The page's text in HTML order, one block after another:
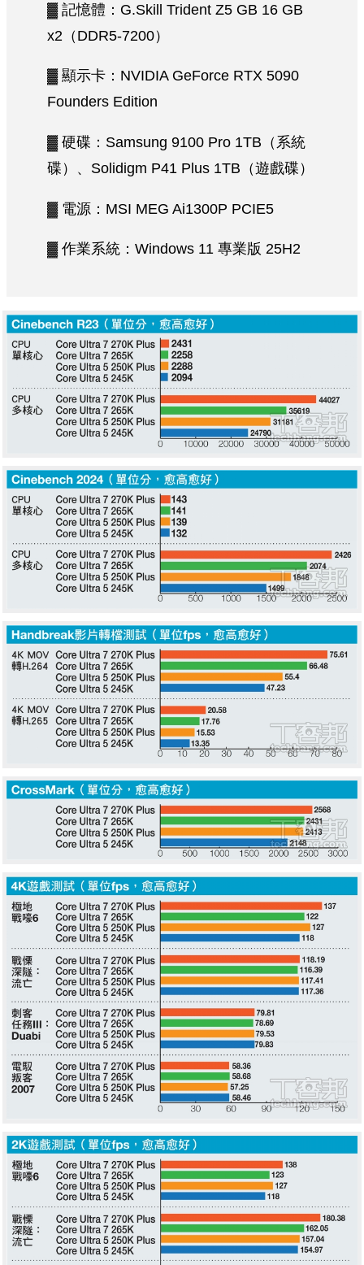
▓ 記憶體：G.Skill Trident Z5 GB 16 GB
x2（DDR5-7200）
▓ 顯示卡：NVIDIA GeForce RTX 5090
Founders Edition
▓ 硬碟：Samsung 9100 Pro 1TB（系統
碟）、Solidigm P41 Plus 1TB（遊戲碟）
▓ 電源：MSI MEG Ai1300P PCIE5
▓ 作業系統：Windows 11 專業版 25H2